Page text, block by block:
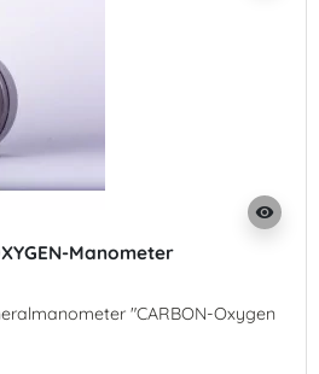
visibility
Manometer
"CARBON-Oxygen